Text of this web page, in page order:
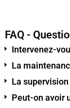
FAQ -
Intervenez-
La
La
Peut-on avoir